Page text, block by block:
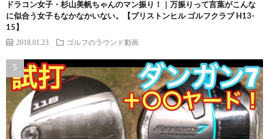
ドラコン女子・杉山美帆ちゃんのマン振り！｜万振りって言葉がこんな
に似合う女子もなかなかいない。【ブリストンヒル ゴルフクラブ H13-
15】
2018.01.23 ゴルフのラウンド動画